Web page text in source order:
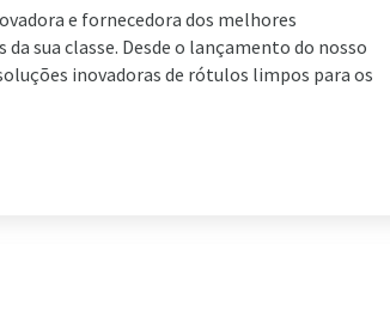
e fornecedora dos melhores
sua classe. Desde o lançamento do nosso
inovadoras de rótulos limpos para os